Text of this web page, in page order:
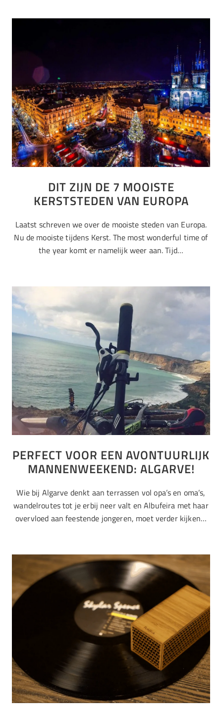
DIT ZIJN DE 7 MOOISTE
KERSTSTEDEN VAN EUROPA
Laatst schreven we over de mooiste steden van Europa.
Nu de mooiste tijdens Kerst. The most wonderful time of
the year komt er namelijk weer aan. Tijd…
PERFECT VOOR EEN AVONTUURLIJK
MANNENWEEKEND: ALGARVE!
Wie bij Algarve denkt aan terrassen vol opa’s en oma’s,
wandelroutes tot je erbij neer valt en Albufeira met haar
overvloed aan feestende jongeren, moet verder kijken…